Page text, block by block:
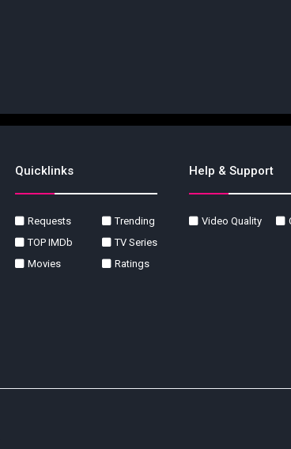
Quicklinks
Requests
Trending
TOP IMDb
TV Series
Movies
Ratings
Help & Support
Video Quality